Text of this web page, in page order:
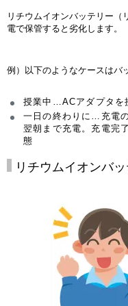
リチウムイオンバッテリー（
電で保管すると劣化します。
例）以下のようなケースはバ
授業中…ACアダプタを
一日の終わりに…充電
翌朝まで充電。充電完
態
リチウムイオンバ